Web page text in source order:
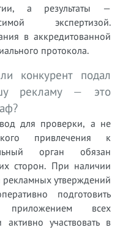
а результаты —
экспертизой.
в аккредитованной
протокола.
конкурент подал
рекламу — это
для проверки, а не
привлечения к
орган обязан
сторон. При наличии
рекламных утверждений
подготовить
всех
участвовать в